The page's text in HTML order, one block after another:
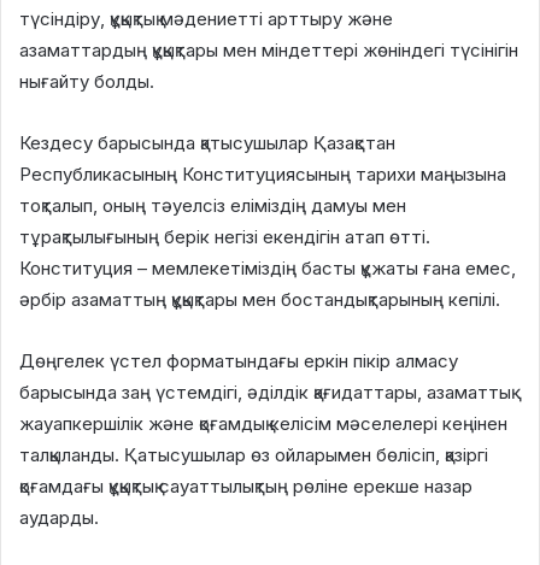
түсіндіру, құқықтық мәдениетті арттыру және
азаматтардың құқықтары мен міндеттері жөніндегі түсінігін
нығайту болды.
Кездесу барысында қатысушылар Қазақстан
Республикасының Конституциясының тарихи маңызына
тоқталып, оның тәуелсіз еліміздің дамуы мен
тұрақтылығының берік негізі екендігін атап өтті.
Конституция – мемлекетіміздің басты құжаты ғана емес,
әрбір азаматтың құқықтары мен бостандықтарының кепілі.
Дөңгелек үстел форматындағы еркін пікір алмасу
барысында заң үстемдігі, әділдік қағидаттары, азаматтық
жауапкершілік және қоғамдық келісім мәселелері кеңінен
талқыланды. Қатысушылар өз ойларымен бөлісіп, қазіргі
қоғамдағы құқықтық сауаттылықтың рөліне ерекше назар
аударды.